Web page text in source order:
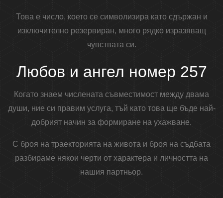
Това е число, което се символизира като сдържан и
изключително резервиран, много рядко изразяващ
чувствата си.
Любов и ангел номер 257
Когато знаем числената съвместимост между двама
души, ние си правим услуга, тъй като това ще бъде най-
добрият начин за формиране на ухажване.
С броя на траекторията на живота и броя на съдбата
разбираме някои черти от характера и личността на
нашия партньор.